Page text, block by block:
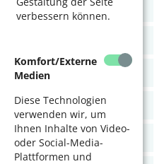
verbessern können.
Komfort/Externe
Medien
Diese Technologien
verwenden wir, um
Ihnen Inhalte von Video-
oder Social-Media-
Plattformen und